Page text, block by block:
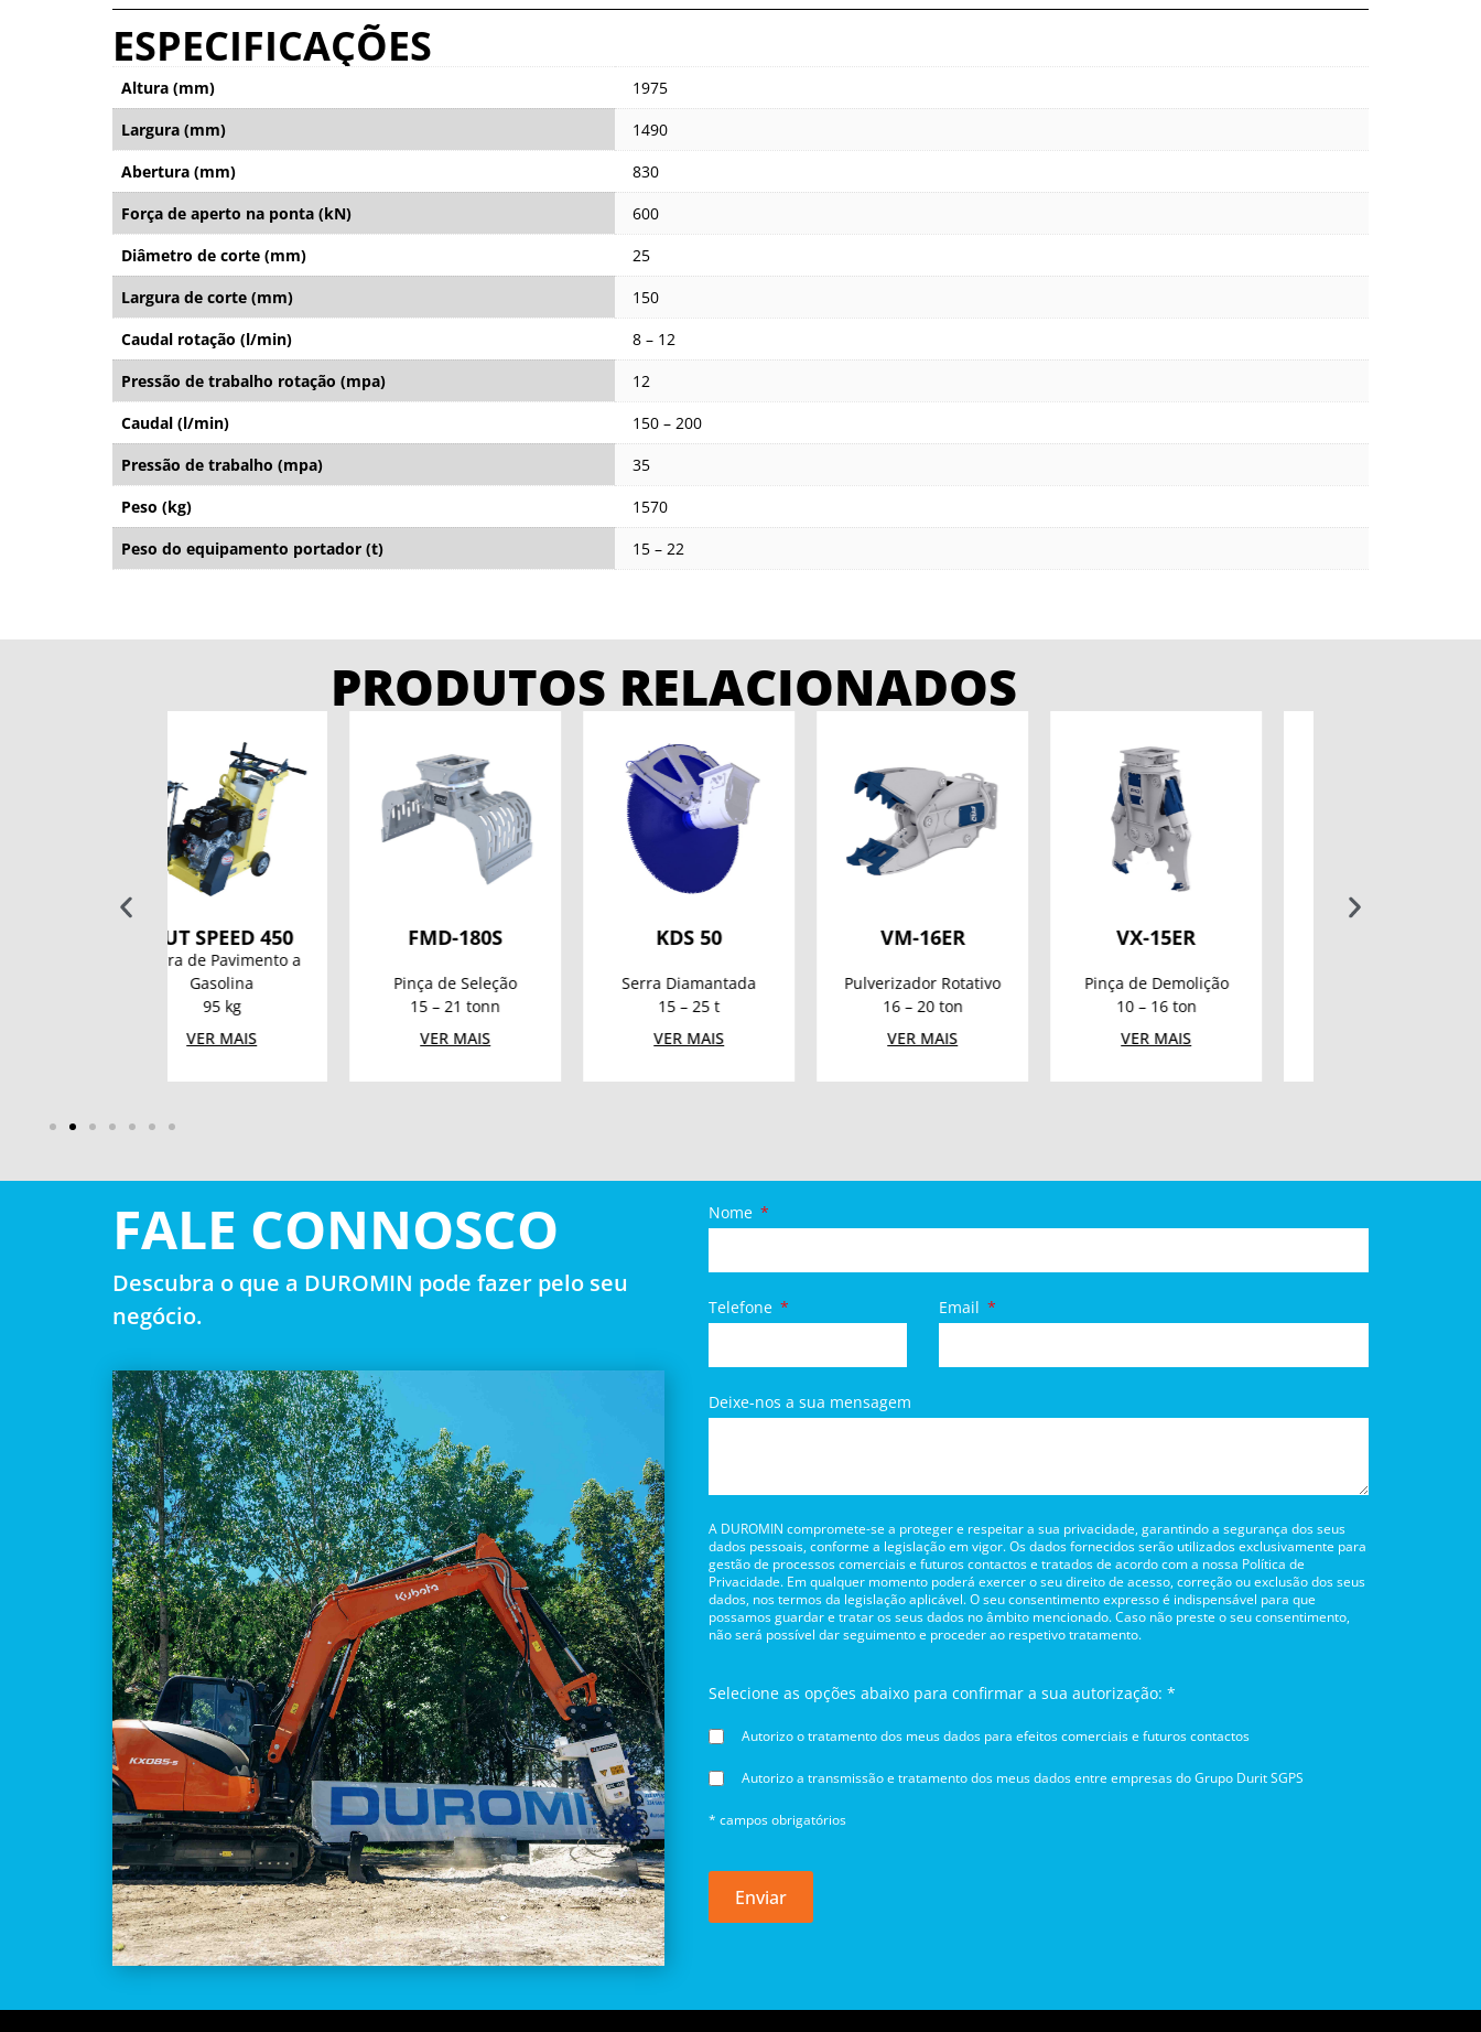
ESPECIFICAÇÕES
Altura (mm)
1975
Largura (mm)
1490
Abertura (mm)
830
Força de aperto na ponta (kN)
600
Diâmetro de corte (mm)
25
Largura de corte (mm)
150
Caudal rotação (l/min)
8 – 12
Pressão de trabalho rotação (mpa)
12
Caudal (l/min)
150 – 200
Pressão de trabalho (mpa)
35
Peso (kg)
1570
Peso do equipamento portador (t)
15 – 22
PRODUTOS RELACIONADOS
FMD-180S
Pinça de Seleção
15 – 21 tonn
VER MAIS
KDS 50
Serra Diamantada
15 – 25 t
VER MAIS
VM-16ER
Pulverizador Rotativo
16 – 20 ton
VER MAIS
VX-15ER
Pinça de Demolição
10 – 16 ton
VER MAIS
VX-26ER
Pinça de Demolição
20 – 28 ton
VER MAIS
FALE CONNOSCO
Descubra o que a DUROMIN pode fazer pelo seu
negócio.
Nome
Telefone Email
Deixe-nos a sua mensagem
A DUROMIN compromete-se a proteger e respeitar a sua privacidade, garantindo a segurança dos seus
dados pessoais, conforme a legislação em vigor. Os dados fornecidos serão utilizados exclusivamente para
gestão de processos comerciais e futuros contactos e tratados de acordo com a nossa Política de
Privacidade. Em qualquer momento poderá exercer o seu direito de acesso, correção ou exclusão dos seus
dados, nos termos da legislação aplicável. O seu consentimento expresso é indispensável para que
possamos guardar e tratar os seus dados no âmbito mencionado. Caso não preste o seu consentimento,
não será possível dar seguimento e proceder ao respetivo tratamento.
Selecione as opções abaixo para confirmar a sua autorização: *
Autorizo o tratamento dos meus dados para efeitos comerciais e futuros contactos
Autorizo a transmissão e tratamento dos meus dados entre empresas do Grupo Durit SGPS
* campos obrigatórios
Enviar